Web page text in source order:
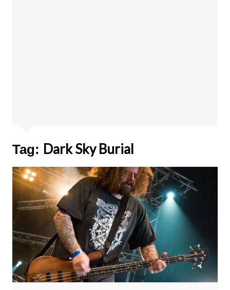
Tag: Dark Sky Burial